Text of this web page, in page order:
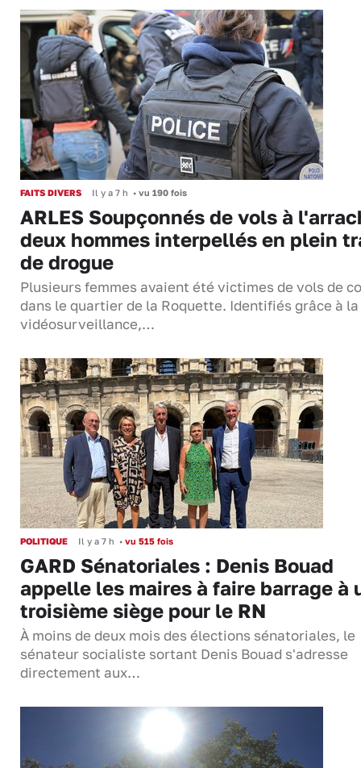
FAITS DIVERS Il y a 7 h • vu 190 fois
ARLES Soupçonnés de vols à
deux hommes interpellés en plein
de drogue
Plusieurs femmes avaient été victimes de vols de
dans le quartier de la Roquette. Identifiés grâce à la
vidéosurveillance,…
POLITIQUE Il y a 7 h • vu 515 fois
GARD Sénatoriales : Denis Bouad
appelle les maires à faire barrage à
troisième siège pour le RN
À moins de deux mois des élections sénatoriales, le
sénateur socialiste sortant Denis Bouad s'adresse
directement aux…